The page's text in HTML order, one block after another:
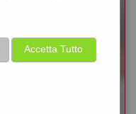
Accetta Tutto